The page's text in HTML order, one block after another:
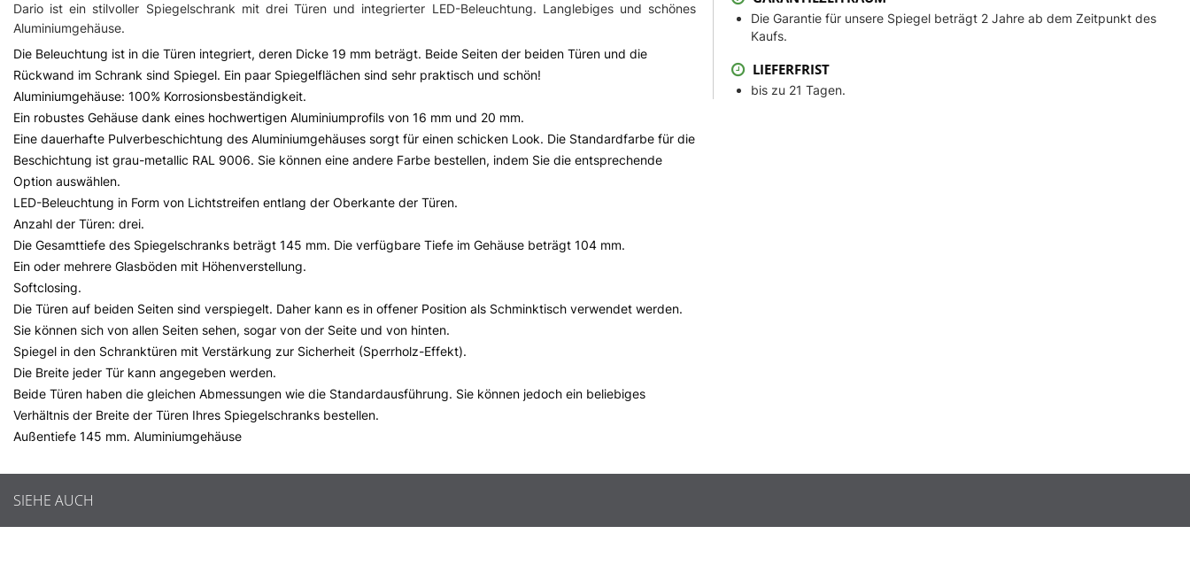
Höhere Lichtausbeute + 49 €
Berührungssensordimmer
Heizung 250 x 250 mm
Heizung 300x150 mm + 40 €
Dario ist ein stilvoller Spiegelschrank mit drei Türen und integrierter LED-Beleuchtung. Langlebiges und schönes
Aluminiumgehäuse.
Die Beleuchtung ist in die Türen integriert, deren Dicke 19 mm beträgt. Beide Seiten der beiden Türen und die
Rückwand im Schrank sind Spiegel. Ein paar Spiegelflächen sind sehr praktisch und schön!
Aluminiumgehäuse: 100% Korrosionsbeständigkeit.
Ein robustes Gehäuse dank eines hochwertigen Aluminiumprofils von 16 mm und 20 mm.
Eine dauerhafte Pulverbeschichtung des Aluminiumgehäuses sorgt für einen schicken Look. Die Standardfarbe für die
Beschichtung ist grau-metallic RAL 9006. Sie können eine andere Farbe bestellen, indem Sie die entsprechende
Option auswählen.
LED-Beleuchtung in Form von Lichtstreifen entlang der Oberkante der Türen.
Anzahl der Türen: drei.
Die Gesamttiefe des Spiegelschranks beträgt 145 mm. Die verfügbare Tiefe im Gehäuse beträgt 104 mm.
Ein oder mehrere Glasböden mit Höhenverstellung.
Softclosing.
Die Türen auf beiden Seiten sind verspiegelt. Daher kann es in offener Position als Schminktisch verwendet werden.
Sie können sich von allen Seiten sehen, sogar von der Seite und von hinten.
Spiegel in den Schranktüren mit Verstärkung zur Sicherheit (Sperrholz-Effekt).
Die Breite jeder Tür kann angegeben werden.
Beide Türen haben die gleichen Abmessungen wie die Standardausführung. Sie können jedoch ein beliebiges
Verhältnis der Breite der Türen Ihres Spiegelschranks bestellen.
Außentiefe 145 mm. Aluminiumgehäuse
Die Garantie für unsere Spiegel beträgt 2 Jahre ab dem Zeitpunkt des
Kaufs.
LIEFERFRIST
bis zu 21 Tagen.
SIEHE AUCH